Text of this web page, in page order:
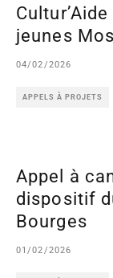
jeunes
04/02/2026
APPELS À PROJETS
Appel à
dispositif
Bourges
01/02/2026